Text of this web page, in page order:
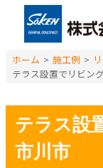
ホーム > 施工例 >
テラス設置でリビン
テラス設
市川市